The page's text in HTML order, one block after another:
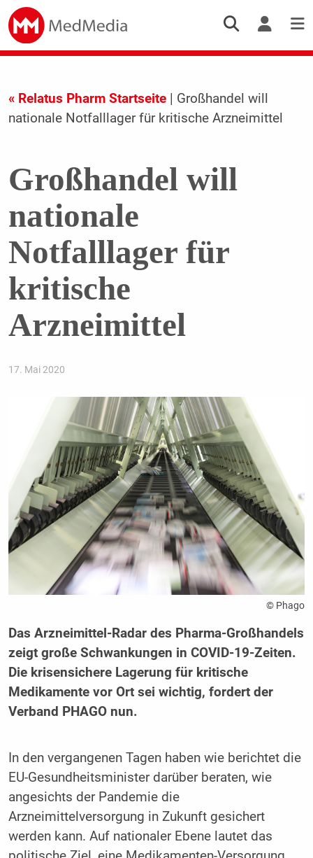
« Relatus Pharm Startseite| Großhandel will
nationale Notfalllager für kritische Arzneimittel
Großhandel will
nationale
Notfalllager für
kritische
Arzneimittel
17. Mai 2020
© Phago
Das Arzneimittel-Radar des Pharma-Großhandels
zeigt große Schwankungen in COVID-19-Zeiten.
Die krisensichere Lagerung für kritische
Medikamente vor Ort sei wichtig, fordert der
Verband PHAGO nun.
In den vergangenen Tagen haben wie berichtet die
EU-Gesundheitsminister darüber beraten, wie
angesichts der Pandemie die
Arzneimittelversorgung in Zukunft gesichert
werden kann. Auf nationaler Ebene lautet das